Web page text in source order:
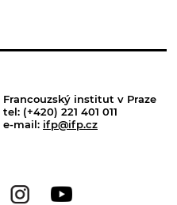
Francouzský institut v Praze
tel: (+420) 221 401 011
e-mail: ifp@ifp.cz